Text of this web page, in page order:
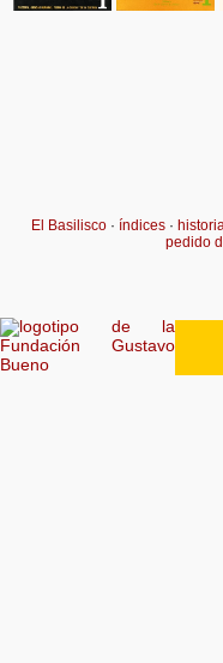
El Basilisco · índices · historia
pedido